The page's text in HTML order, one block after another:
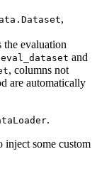
,
the evaluation
and
, columns not
are automatically
.
inject some custom